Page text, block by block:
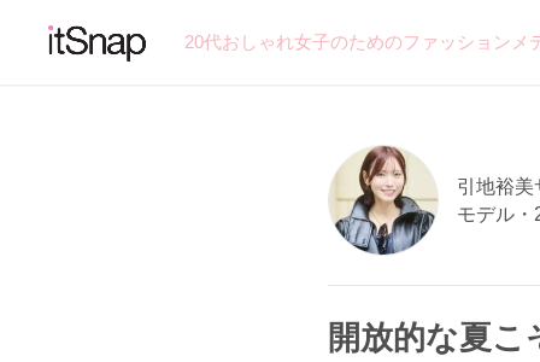
20代おしゃれ女子のためのファッション
引地裕美
モデル・
開放的な夏